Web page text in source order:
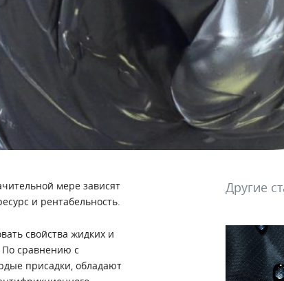
мере зависят
и рентабельность.
свойства жидких и
По сравнению с
присадки, обладают
Другие